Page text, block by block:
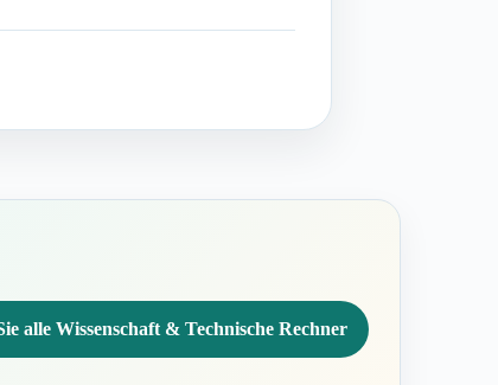
alle Wissenschaft & Technische Rechner